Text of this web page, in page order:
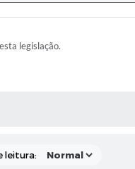
legislação.
leitura: